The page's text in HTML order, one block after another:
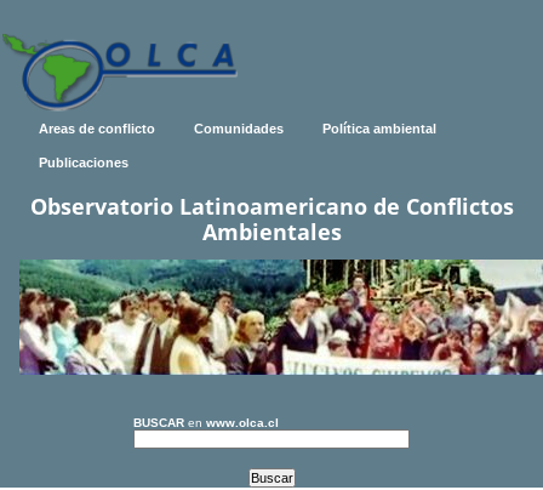
Areas de conflicto Comunidades Política ambiental
Publicaciones
Observatorio Latinoamericano de Conflictos
Ambientales
BUSCAR en www.olca.cl